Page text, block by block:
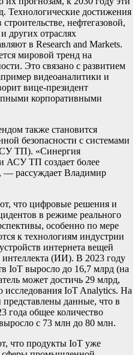
Технологические достижения
нефтегазовой,
других отраслях
в Research аnd Markets.
мировой тренд на
Это связано с развитием
видеоаналитики и
вице-президент
корпоративными
также становится
безопасности с системами
ТП). «Синергия
АСУ ТП создает более
— рассуждает Владимир
что цифровые решения и
в режиме реального
особенно по мере
к технологиям индустрии
интернета вещей
интеллекта (ИИ). В 2023 году
IoT выросло до 16,7 млрд (на
может достичь 29 млрд,
исследования IoT Analytics. На
данные, что в
года общее количество
с 73 млн до 80 млн.
что продукты IoT уже